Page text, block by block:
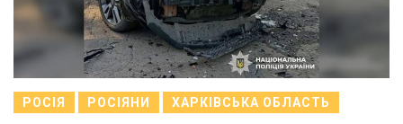
РОСІЯ РОСІЯНИ ХАРКІВСЬКА ОБЛАСТЬ